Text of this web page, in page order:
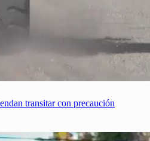
transitar con precaución